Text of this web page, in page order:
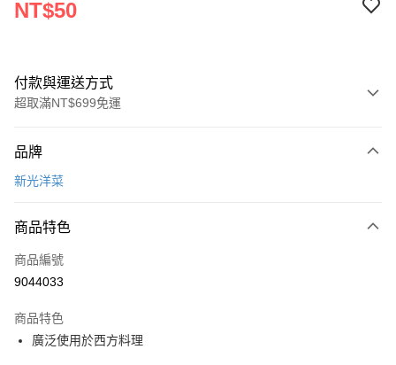
NT$50
付款與運送方式
超取滿NT$699免運
信用卡一次付款
運送方式
• 付款後全家取貨
• 付款後7-11取貨
每筆NT$60，滿NT$699(含以上)免運費
品牌
新光洋菜
商品特色
商品編號
9044033
商品特色
廣泛使用於西方料理